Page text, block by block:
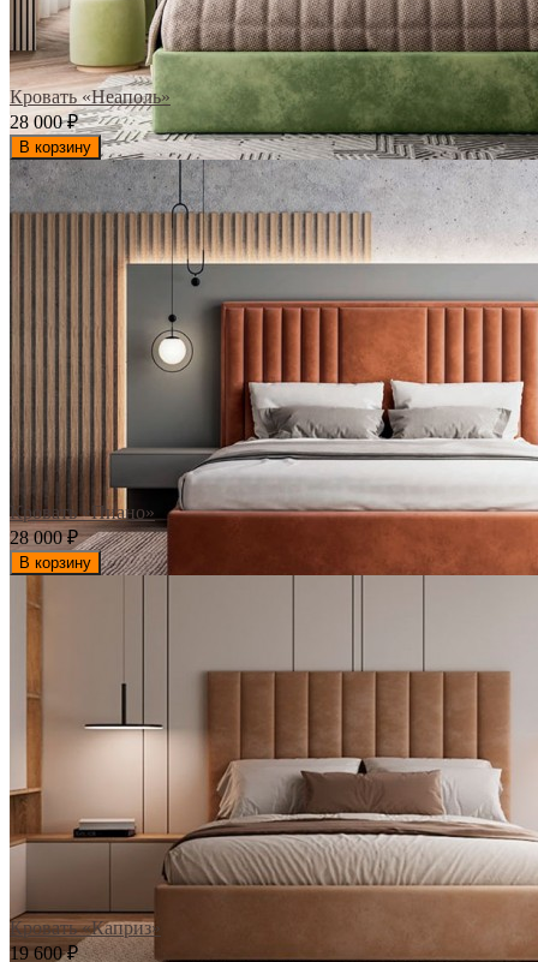
Кровать «Неаполь»
28 000₽
В корзину
Кровать «Пиано»
28 000₽
В корзину
Кровать «Каприз»
19 600₽